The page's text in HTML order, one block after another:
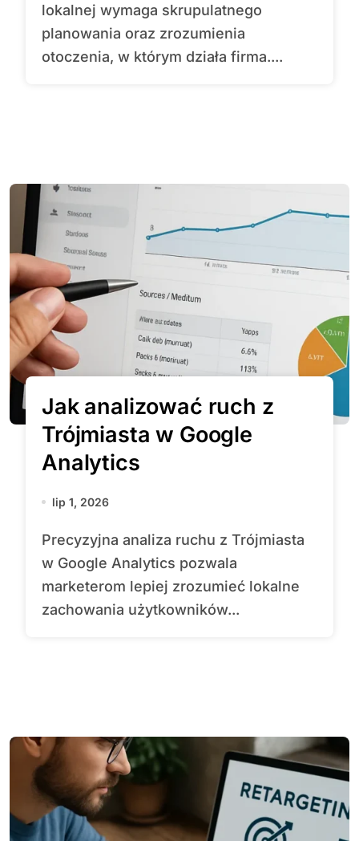
lokalnej wymaga skrupulatnego
planowania oraz zrozumienia
otoczenia, w którym działa firma....
Jak analizować ruch z
Trójmiasta w Google
Analytics
lip 1, 2026
Precyzyjna analiza ruchu z Trójmiasta
w Google Analytics pozwala
marketerom lepiej zrozumieć lokalne
zachowania użytkowników...